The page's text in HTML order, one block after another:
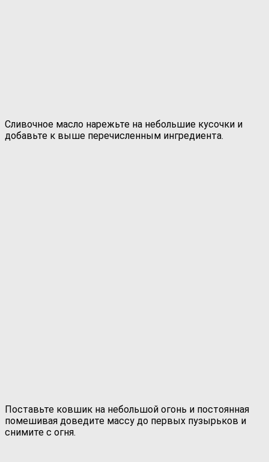
Сливочное масло нарежьте на небольшие кусочки и
добавьте к выше перечисленным ингредиента.
Поставьте ковшик на небольшой огонь и постоянная
помешивая доведите массу до первых пузырьков и
снимите с огня.